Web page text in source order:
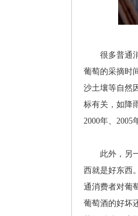
很多普通消
葡萄的采摘时
沙土壤等自然
标有关，如降
2000年、2005
此外，另一
西就是好东西
通消费者对葡
葡萄酒的好坏